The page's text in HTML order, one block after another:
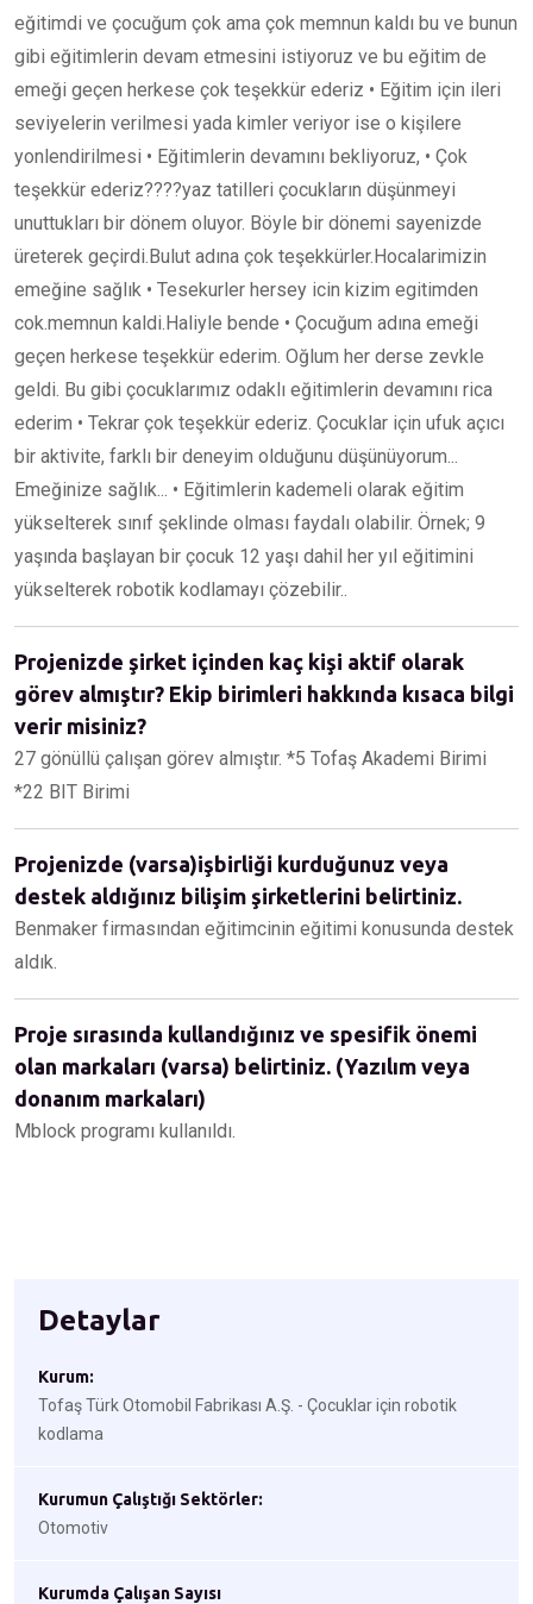
eğitimdi ve çocuğum çok ama çok memnun kaldı bu ve bunun
gibi eğitimlerin devam etmesini istiyoruz ve bu eğitim de
emeği geçen herkese çok teşekkür ederiz • Eğitim için ileri
seviyelerin verilmesi yada kimler veriyor ise o kişilere
yonlendirilmesi • Eğitimlerin devamını bekliyoruz, • Çok
teşekkür ederiz????yaz tatilleri çocukların düşünmeyi
unuttukları bir dönem oluyor. Böyle bir dönemi sayenizde
üreterek geçirdi.Bulut adına çok teşekkürler.Hocalarimizin
emeğine sağlık • Tesekurler hersey icin kizim egitimden
cok.memnun kaldi.Haliyle bende • Çocuğum adına emeği
geçen herkese teşekkür ederim. Oğlum her derse zevkle
geldi. Bu gibi çocuklarımız odaklı eğitimlerin devamını rica
ederim • Tekrar çok teşekkür ederiz. Çocuklar için ufuk açıcı
bir aktivite, farklı bir deneyim olduğunu düşünüyorum...
Emeğinize sağlık... • Eğitimlerin kademeli olarak eğitim
yükselterek sınıf şeklinde olması faydalı olabilir. Örnek; 9
yaşında başlayan bir çocuk 12 yaşı dahil her yıl eğitimini
yükselterek robotik kodlamayı çözebilir..
Projenizde şirket içinden kaç kişi aktif olarak
görev almıştır? Ekip birimleri hakkında kısaca bilgi
verir misiniz?
27 gönüllü çalışan görev almıştır. *5 Tofaş Akademi Birimi
*22 BIT Birimi
Projenizde (varsa)işbirliği kurduğunuz veya
destek aldığınız bilişim şirketlerini belirtiniz.
Benmaker firmasından eğitimcinin eğitimi konusunda destek
aldık.
Proje sırasında kullandığınız ve spesifik önemi
olan markaları (varsa) belirtiniz. (Yazılım veya
donanım markaları)
Mblock programı kullanıldı.
Detaylar
Kurum:
Tofaş Türk Otomobil Fabrikası A.Ş. - Çocuklar için robotik
kodlama
Kurumun Çalıştığı Sektörler:
Otomotiv
Kurumda Çalışan Sayısı